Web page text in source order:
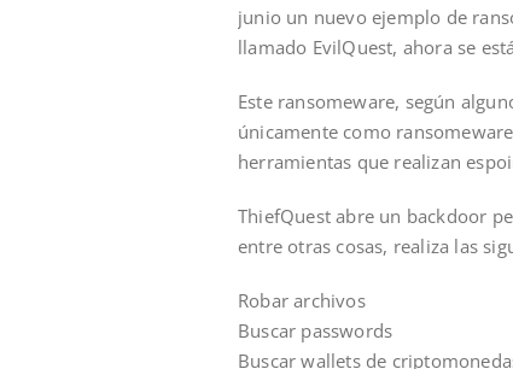
junio un nuevo ejemplo de
llamado EvilQuest, ahora se
Este ransomeware, según
únicamente como
herramientas que realizan
ThiefQuest abre un backdoor
entre otras cosas, realiza las
Robar archivos
Buscar passwords
Buscar wallets de